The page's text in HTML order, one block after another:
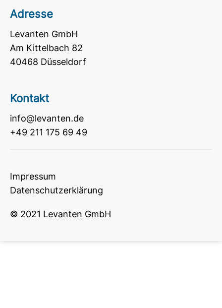
Adresse
Levanten GmbH
Am Kittelbach 82
40468 Düsseldorf
Kontakt
info@levanten.de
+49 211 175 69 49
Impressum
Datenschutzerklärung
© 2021 Levanten GmbH